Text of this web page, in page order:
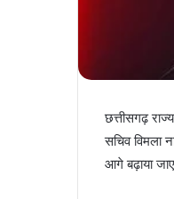
छत्तीसगढ़
सचिव विमला
आगे बढ़ाया